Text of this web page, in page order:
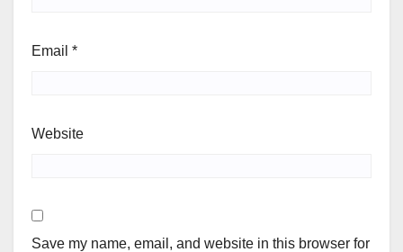
Email *
Website
Save my name, email, and website in this browser for